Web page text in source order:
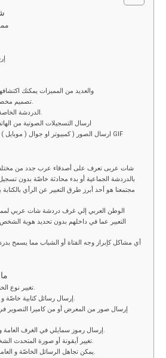
di
t
والعديد من المميزات يمكنك
تصميم مخصص للجوال ( موبايل ).
الدردشة الخاصة ( او العام كمجموعة ).
ارسال التسجيلات الصوتية من
شات عربى تعرف على أصدقاء عرب جدد من مختلف
بالدردشة الجماعية أو بدء محادثة خاصّة بدون
مجتمعنا هو أحد أبرز طرق التعبير عن الرأي
الوطن العربي إلي غرف دردشة شات عربي
التعبير عما في داخلهم بدون تحديد هوية
أي مشاكل كإبراز وجه الفتاة أو الشباب مما يسمح
1 – تغيير نوع الخط واللون و الحجم.
2 – إرسال رسائل كتابية خاصّة و عامة غير محدودة.
4 – إرسال رموز سمايلي في الغرف العامة والمحادثات الخاصّة.
5 – تغيير أيقونة أو صورة المتحدث الشخصية في الدردشة.
6 – يمكن تجاهل الرسائل الخاصّة و العامة من شخص معين.